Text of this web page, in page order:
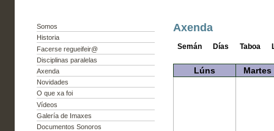
Somos
Historia
Facerse regueifeir@
Disciplinas paralelas
Axenda
Novidades
O que xa foi
Vídeos
Galería de Imaxes
Documentos Sonoros
Axenda
Semán Días Taboa
Lúns Martes